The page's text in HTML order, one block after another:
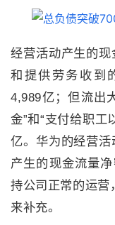
经营活动产生的现
和提供劳务收到
4,989亿； 但流出
金”和“支付给职工
亿。 华为的经营
产生的现金流量
持公司正常的运营
来补充。